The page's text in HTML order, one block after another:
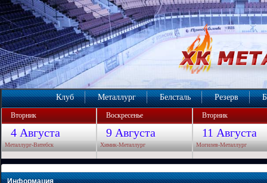
Клуб Металлург Белсталь Резерв
Вторник Воскресенье Вторник
4 Августа 9 Августа 11 Августа
Металлург-Витебск Химик-Металлург Могилев-Металлург
Информация